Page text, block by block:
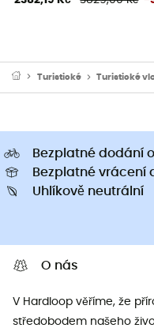
Turistické Turistické
Bezplatné dodání
Bezplatné vrácení
Uhlíkově neutrální
O nás
V Hardloop věříme, že
středobodem našeho